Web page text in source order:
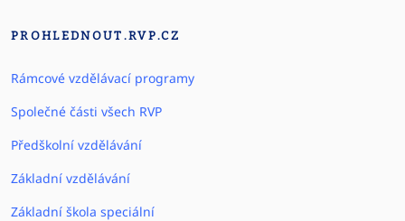
PROHLEDNOUT.RVP.CZ
Rámcové vzdělávací programy
Společné části všech RVP
Předškolní vzdělávání
Základní vzdělávání
Základní škola speciální